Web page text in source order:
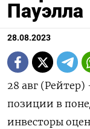
Пауэлла
28.08.2023
28 авг
позиции в
инвесторы